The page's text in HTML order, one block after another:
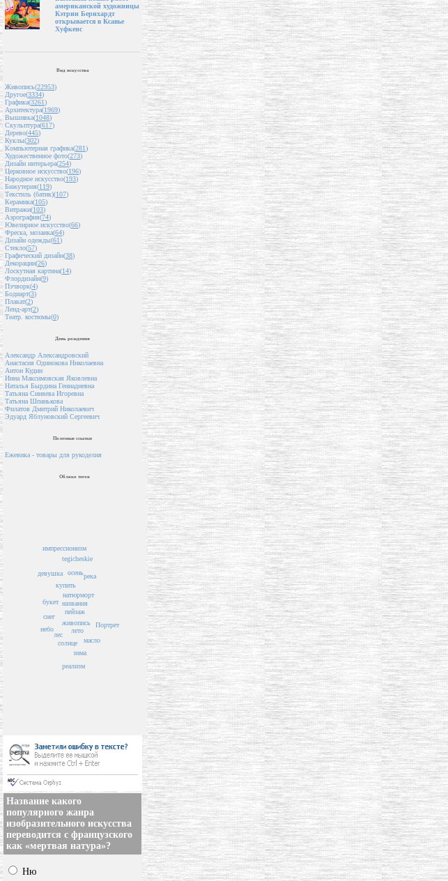
американской художницы
Кэтрин Бернхардт
открывается в Ксавье
Хуфкенс
Вид искусства
Живопись(22953)
Другое(3334)
Графика(3261)
Архитектура(1969)
Вышивка(1048)
Скульптура(617)
Дерево(445)
Куклы(302)
Компьютерная графика(281)
Художественное фото(273)
Дизайн интерьера(254)
Церковное искусство(196)
Народное искусство(193)
Бижутерия(119)
Текстиль (батик)(107)
Керамика(105)
Витражи(103)
Аэрография(74)
Ювелирное искусство(66)
Фреска, мозаика(64)
Дизайн одежды(61)
Стекло(57)
Графический дизайн(38)
Декорации(26)
Лоскутная картина(14)
Флордизайн(9)
Пэчворк(4)
Бодиарт(3)
Плакат(2)
Ленд-арт(2)
Театр. костюмы(0)
День рождения
Александр Александровский
Анастасия Одинокова Николаевна
Антон Кудин
Инна Максимовская Яковлевна
Наталья Бырдина Геннадиевна
Татьяна Синяева Игоревна
Татьяна Шпанькова
Филатов Дмитрий Николаевич
Эдуард Яблуновский Сергеевич
Полезные ссылки
Ежевика - товары для рукоделия
Облако тегов
пейзаж
названия
живопись
лето
натюрморт
купить
солнце
лес
зима
осень
букет
масло
река
снег
tegicheskie
реализм
небо
импрессионизм
Портрет
девушка
Название какого
популярного жанра
изобразительного искусства
переводится с французского
как «мертвая натура»?
Ню